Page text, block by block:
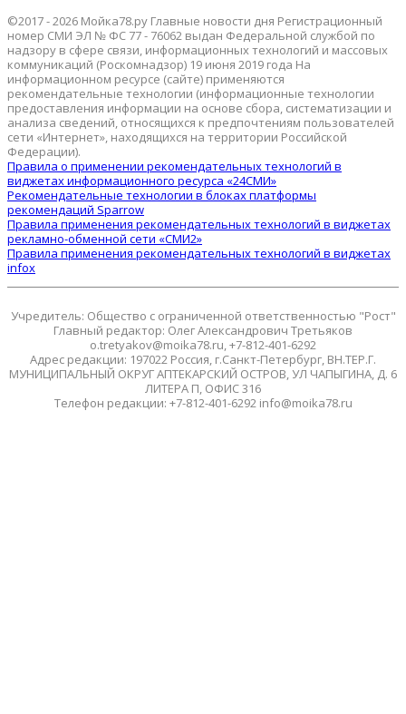
©2017 - 2026 Мойка78.ру Главные новости дня Регистрационный
номер СМИ ЭЛ № ФС 77 - 76062 выдан Федеральной службой по
надзору в сфере связи, информационных технологий и массовых
коммуникаций (Роскомнадзор) 19 июня 2019 года На
информационном ресурсе (сайте) применяются
рекомендательные технологии (информационные технологии
предоставления информации на основе сбора, систематизации и
анализа сведений, относящихся к предпочтениям пользователей
сети «Интернет», находящихся на территории Российской
Федерации).
Правила о применении рекомендательных технологий в
виджетах информационного ресурса «24СМИ»
Рекомендательные технологии в блоках платформы
рекомендаций Sparrow
Правила применения рекомендательных технологий в виджетах
рекламно-обменной сети «СМИ2»
Правила применения рекомендательных технологий в виджетах
infox
Учредитель: Общество с ограниченной ответственностью "Рост"
Главный редактор: Олег Александрович Третьяков
o.tretyakov@moika78.ru, +7-812-401-6292
Адрес редакции: 197022 Россия, г.Санкт-Петербург, ВН.ТЕР.Г.
МУНИЦИПАЛЬНЫЙ ОКРУГ АПТЕКАРСКИЙ ОСТРОВ, УЛ ЧАПЫГИНА, Д. 6
ЛИТЕРА П, ОФИС 316
Телефон редакции: +7-812-401-6292 info@moika78.ru